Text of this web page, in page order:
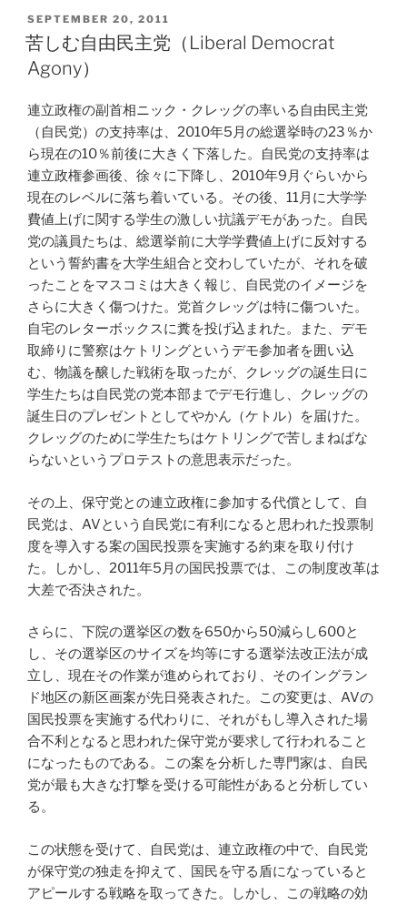
POSTED
ON
SEPTEMBER 20, 2011
苦しむ自由民主党（Liberal Democrat
Agony）
連立政権の副首相ニック・クレッグの率いる自由民主党
（自民党）の支持率は、2010年5月の総選挙時の23％か
ら現在の10％前後に大きく下落した。自民党の支持率は
連立政権参画後、徐々に下降し、2010年9月ぐらいから
現在のレベルに落ち着いている。その後、11月に大学学
費値上げに関する学生の激しい抗議デモがあった。自民
党の議員たちは、総選挙前に大学学費値上げに反対する
という誓約書を大学生組合と交わしていたが、それを破
ったことをマスコミは大きく報じ、自民党のイメージを
さらに大きく傷つけた。党首クレッグは特に傷ついた。
自宅のレターボックスに糞を投げ込まれた。また、デモ
取締りに警察はケトリングというデモ参加者を囲い込
む、物議を醸した戦術を取ったが、クレッグの誕生日に
学生たちは自民党の党本部までデモ行進し、クレッグの
誕生日のプレゼントとしてやかん（ケトル）を届けた。
クレッグのために学生たちはケトリングで苦しまねばな
らないというプロテストの意思表示だった。
その上、保守党との連立政権に参加する代償として、自
民党は、AVという自民党に有利になると思われた投票制
度を導入する案の国民投票を実施する約束を取り付け
た。しかし、2011年5月の国民投票では、この制度改革は
大差で否決された。
さらに、下院の選挙区の数を650から50減らし600と
し、その選挙区のサイズを均等にする選挙法改正法が成
立し、現在その作業が進められており、そのイングラン
ド地区の新区画案が先日発表された。この変更は、AVの
国民投票を実施する代わりに、それがもし導入された場
合不利となると思われた保守党が要求して行われること
になったものである。この案を分析した専門家は、自民
党が最も大きな打撃を受ける可能性があると分析してい
る。
この状態を受けて、自民党は、連立政権の中で、自民党
が保守党の独走を抑えて、国民を守る盾になっていると
アピールする戦略を取ってきた。しかし、この戦略の効